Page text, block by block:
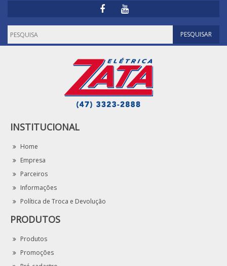
INSTITUCIONAL
Home
Empresa
Parceiros
Informações
Política de Troca e Devolução
PRODUTOS
Produtos
Promoções